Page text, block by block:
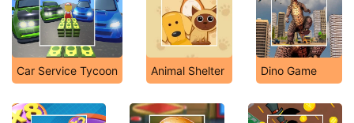
Car Service Tycoon Animal Shelter Dino Game